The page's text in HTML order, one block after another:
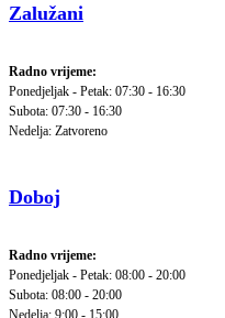
Zalužani
Radno vrijeme:
Ponedjeljak - Petak: 07:30 - 16:30
Subota: 07:30 - 16:30
Nedelja: Zatvoreno
Doboj
Radno vrijeme:
Ponedjeljak - Petak: 08:00 - 20:00
Subota: 08:00 - 20:00
Nedelja: 9:00 - 15:00